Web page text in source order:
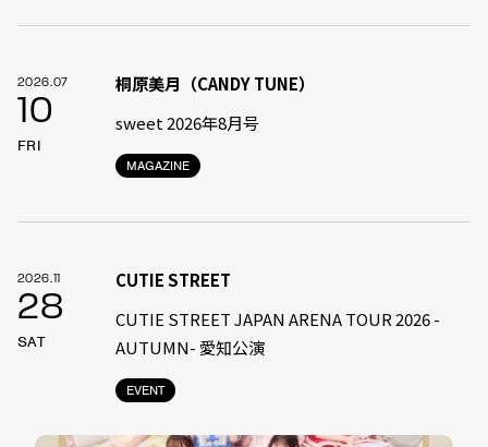
2026.07
10
FRI
MAGAZINE
桐原美月（CANDY TUNE）
sweet 2026年8月号
2026.11
28
SAT
EVENT
CUTIE STREET
CUTIE STREET JAPAN ARENA TOUR 2026 -
AUTUMN- 愛知公演